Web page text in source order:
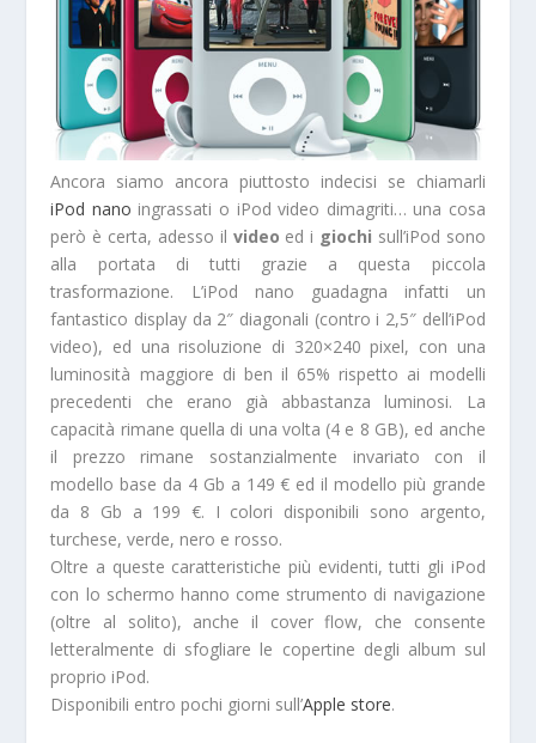
Ancora siamo ancora piuttosto indecisi se chiamarli
iPod nano ingrassati o iPod video dimagriti… una cosa
però è certa, adesso il video ed i giochi sull’iPod sono
alla portata di tutti grazie a questa piccola
trasformazione. L’iPod nano guadagna infatti un
fantastico display da 2″ diagonali (contro i 2,5″ dell’iPod
video), ed una risoluzione di 320×240 pixel, con una
luminosità maggiore di ben il 65% rispetto ai modelli
precedenti che erano già abbastanza luminosi. La
capacità rimane quella di una volta (4 e 8 GB), ed anche
il prezzo rimane sostanzialmente invariato con il
modello base da 4 Gb a 149 € ed il modello più grande
da 8 Gb a 199 €. I colori disponibili sono argento,
turchese, verde, nero e rosso.
Oltre a queste caratteristiche più evidenti, tutti gli iPod
con lo schermo hanno come strumento di navigazione
(oltre al solito), anche il cover flow, che consente
letteralmente di sfogliare le copertine degli album sul
proprio iPod.
Disponibili entro pochi giorni sull’Apple store.